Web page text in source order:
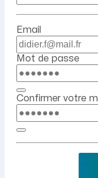
Email
Mot de passe
Confirmer votre